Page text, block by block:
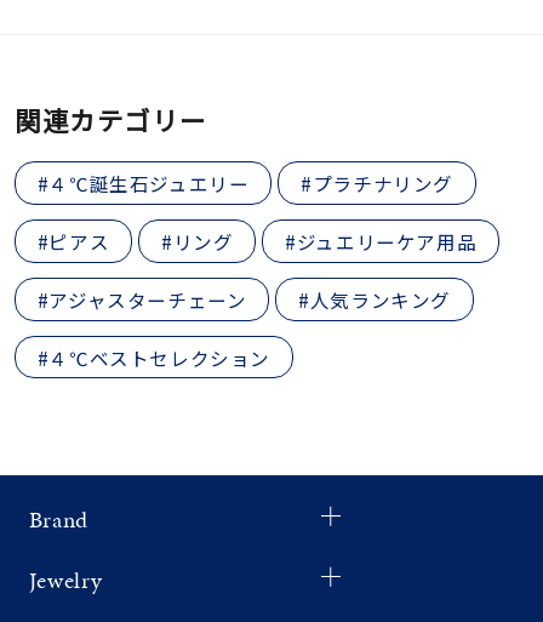
関連カテゴリー
#４℃誕生石ジュエリー #プラチナリング
#ピアス #リング #ジュエリーケア用品
#アジャスターチェーン #人気ランキング
#４℃ベストセレクション
Brand
Jewelry